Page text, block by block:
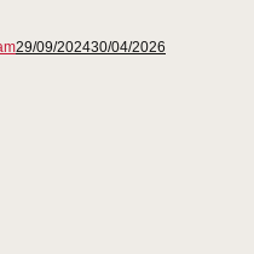
29/09/202430/04/2026